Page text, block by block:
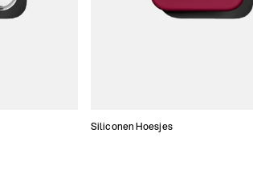
Siliconen Hoesjes